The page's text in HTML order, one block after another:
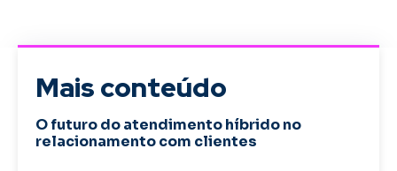
Mais conteúdo
O futuro do atendimento híbrido no
relacionamento com clientes